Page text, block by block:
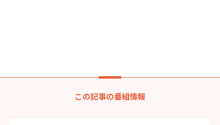
この記事の番組情報